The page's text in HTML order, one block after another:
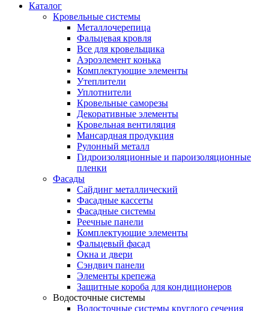
Каталог
Кровельные системы
Металлочерепица
Фальцевая кровля
Все для кровельщика
Аэроэлемент конька
Комплектующие элементы
Утеплители
Уплотнители
Кровельные саморезы
Декоративные элементы
Кровельная вентиляция
Мансардная продукция
Рулонный металл
Гидроизоляционные и пароизоляционные
пленки
Фасады
Сайдинг металлический
Фасадные кассеты
Фасадные системы
Реечные панели
Комплектующие элементы
Фальцевый фасад
Окна и двери
Сэндвич панели
Элементы крепежа
Защитные короба для кондиционеров
Водосточные системы
Водосточные системы круглого сечения